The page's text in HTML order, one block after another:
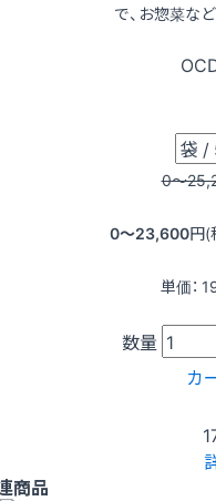
で、お惣菜な
0〜
0〜23,600円(
単価：
数量
カ
商品